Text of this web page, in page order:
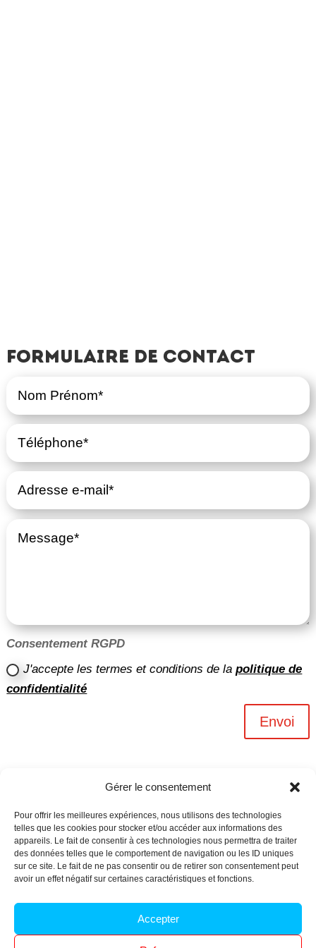
Gérer le consentement
Pour offrir les meilleures expériences, nous utilisons des technologies
telles que les cookies pour stocker et/ou accéder aux informations des
appareils. Le fait de consentir à ces technologies nous permettra de traiter
des données telles que le comportement de navigation ou les ID uniques
sur ce site. Le fait de ne pas consentir ou de retirer son consentement peut
avoir un effet négatif sur certaines caractéristiques et fonctions.
Accepter
Formulaire de contact
Consentement RGPD
J'accepte les termes et conditions de lapolitique de
confidentialité
Envoi
Archives n-6